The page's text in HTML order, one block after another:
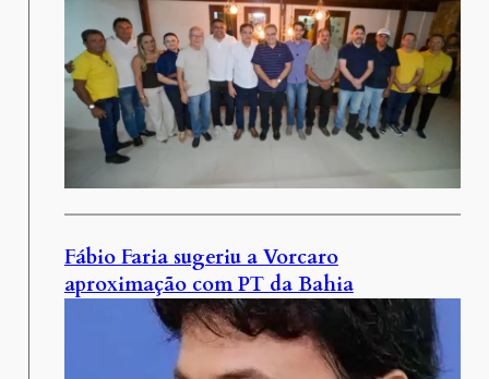
Fábio Faria sugeriu a Vorcaro
aproximação com PT da Bahia